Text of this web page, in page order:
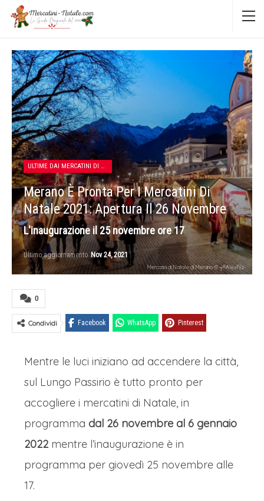
ULTIME DAI MERCATINI DI NATALE
Merano È Pronta Per I Mercatini Di
Natale 2021: Apertura Il 26 Novembre
L'inaugurazione il 25 novembre ore 17
Ultimo aggiornamento Nov 24, 2021
Mercatini di Natale di Merano © ┬®AlexFilz-
0
Condividi Facebook WhatsApp Pinterest
Mentre le luci iniziano ad accendere la città,
sul Lungo Passirio è tutto pronto per
accogliere i mercatini di Natale, in
programma dal 26 novembre al 6 gennaio
2022 mentre l’inaugurazione è in
programma per giovedì 25 novembre alle
17.